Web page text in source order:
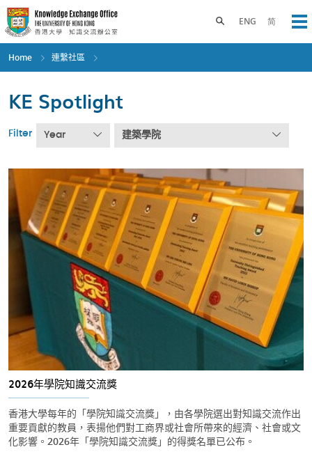
Skip
to
main
content
ENG 简
Toggle search panel
Home 連繫社區
KE Spotlight
Filter Year 建築學院
2026年學院知識交流獎
香港大學每年的「學院知識交流獎」，由各學院選出對知識交流作出
重要貢獻的教員，表揚他們對工商界或社會所帶來的經濟、社會或文
化影響。2026年「學院知識交流獎」的得獎名單已公布。